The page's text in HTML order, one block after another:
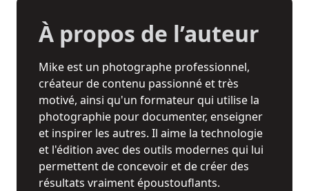
À propos de l’auteur
Mike est un photographe professionnel,
créateur de contenu passionné et très
motivé, ainsi qu'un formateur qui utilise la
photographie pour documenter, enseigner
et inspirer les autres. Il aime la technologie
et l'édition avec des outils modernes qui lui
permettent de concevoir et de créer des
résultats vraiment époustouflants.